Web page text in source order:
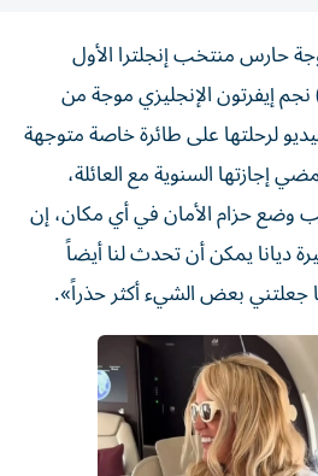
(33 عاماً) زوجة حارس منتخب إنجلترا الأول
(32 عاماً) نجم إيفرتون الإنجليزي موجة من
لرحلتها على طائرة خاصة متوجهة
إجازتها السنوية مع العائلة،
حزام الأمان في أي مكان، إن
ديانا يمكن أن تحدث لنا أيضاً
جعلتني بعض الشيء أكثر حذراً».